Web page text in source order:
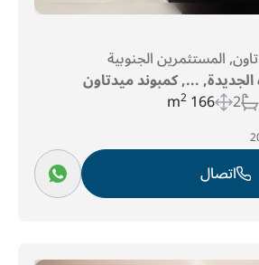
المستثمرين الجنوبية
الجديدة, ..., كمبوند ميدتاون
2
166 m
2
اتصال